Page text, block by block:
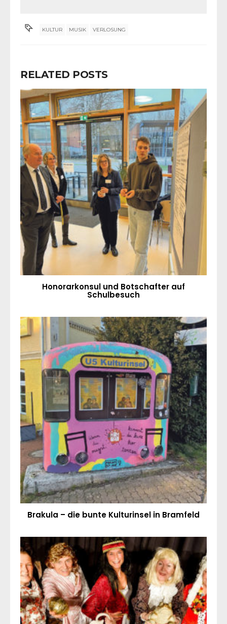
KULTUR MUSIK VERLOSUNG
RELATED POSTS
Honorarkonsul und Botschafter auf
Schulbesuch
Brakula – die bunte Kulturinsel in Bramfeld